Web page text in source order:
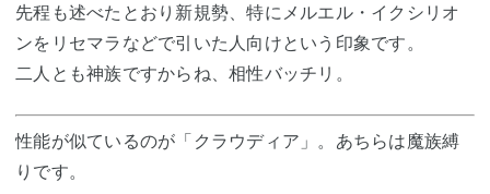
先程も述べたとおり新規勢、特にメルエル・イクシリオ
ンをリセマラなどで引いた人向けという印象です。
二人とも神族ですからね、相性バッチリ。
性能が似ているのが「クラウディア」。あちらは魔族縛
りです。